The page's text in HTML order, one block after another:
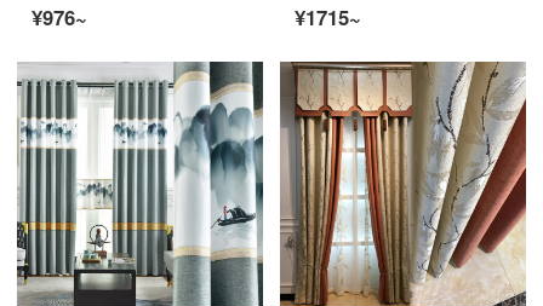
¥976~
¥1715~